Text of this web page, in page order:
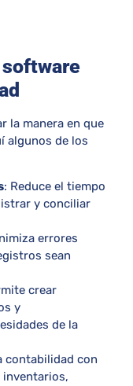
la manera en que
algunos de los
: Reduce el tiempo
y conciliar
errores
sean
crear
y
de la
contabilidad con
inventarios,